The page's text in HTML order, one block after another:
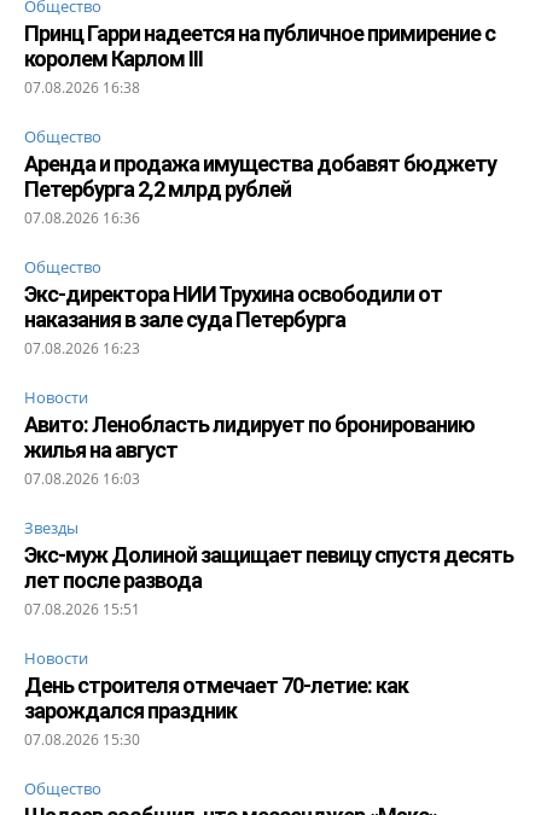
Общество
Принц Гарри надеется на публичное примирение с
королем Карлом III
07.08.2026 16:38
Общество
Аренда и продажа имущества добавят бюджету
Петербурга 2,2 млрд рублей
07.08.2026 16:36
Общество
Экс-директора НИИ Трухина освободили от
наказания в зале суда Петербурга
07.08.2026 16:23
Новости
Авито: Ленобласть лидирует по бронированию
жилья на август
07.08.2026 16:03
Звезды
Экс-муж Долиной защищает певицу спустя десять
лет после развода
07.08.2026 15:51
Новости
День строителя отмечает 70-летие: как
зарождался праздник
07.08.2026 15:30
Общество